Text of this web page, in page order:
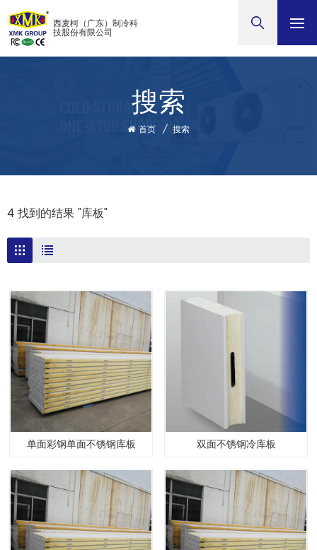
西麦柯（广东）制冷科
技股份有限公司
搜索
首页 / 搜索
4 找到的结果 "库板"
单面彩钢单面不锈钢库板 双面不锈钢冷库板